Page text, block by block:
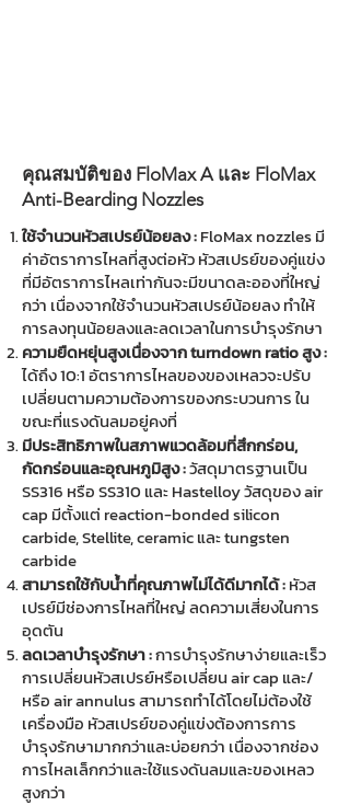
คุณสมบัติของ FloMax A และ FloMax
Anti-Bearding Nozzles
ใช้จำนวนหัวสเปรย์น้อยลง :FloMax nozzles มี
ค่าอัตราการไหลที่สูงต่อหัว หัวสเปรย์ของคู่แข่ง
ที่มีอัตราการไหลเท่ากันจะมีขนาดละอองที่ใหญ่
กว่า เนื่องจากใช้จำนวนหัวสเปรย์น้อยลง ทำให้
การลงทุนน้อยลงและลดเวลาในการบำรุงรักษา
ความยืดหยุ่นสูงเนื่องจาก turndown ratio สูง :
ได้ถึง 10:1 อัตราการไหลของของเหลวจะปรับ
เปลี่ยนตามความต้องการของกระบวนการ ใน
ขณะที่แรงดันลมอยู่คงที่
มีประสิทธิภาพในสภาพแวดล้อมที่สึกกร่อน,
กัดกร่อนและอุณหภูมิสูง :วัสดุมาตรฐานเป็น
SS316 หรือ SS310 และ Hastelloy วัสดุของ air
cap มีตั้งแต่ reaction-bonded silicon
carbide, Stellite, ceramic และ tungsten
carbide
สามารถใช้กับน้ำที่คุณภาพไม่ได้ดีมากได้ :หัวส
เปรย์มีช่องการไหลที่ใหญ่ ลดความเสี่ยงในการ
อุดตัน
ลดเวลาบำรุงรักษา :การบำรุงรักษาง่ายและเร็ว
การเปลี่ยนหัวสเปรย์หรือเปลี่ยน air cap และ/
หรือ air annulus สามารถทำได้โดยไม่ต้องใช้
เครื่องมือ หัวสเปรย์ของคู่แข่งต้องการการ
บำรุงรักษามากกว่าและบ่อยกว่า เนื่องจากช่อง
การไหลเล็กกว่าและใช้แรงดันลมและของเหลว
สูงกว่า